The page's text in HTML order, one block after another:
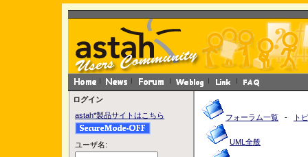
ログイン
astah*製品サイトはこちら
ユーザ名:
フォーラム一覧 - ト
UML全般